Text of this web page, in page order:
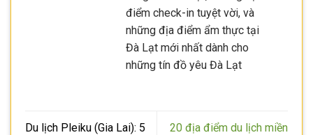
điểm check-in tuyệt vời, và
những địa điểm ẩm thực tại
Đà Lạt mới nhất dành cho
những tín đồ yêu Đà Lạt
Du lịch Pleiku (Gia Lai): 5
20 địa điểm du lịch miền